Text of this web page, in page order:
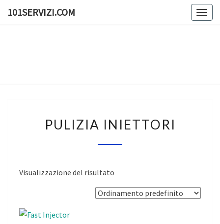
101SERVIZI.COM
INIETTORI
PULIZIA INIETTORI
Visualizzazione del risultato